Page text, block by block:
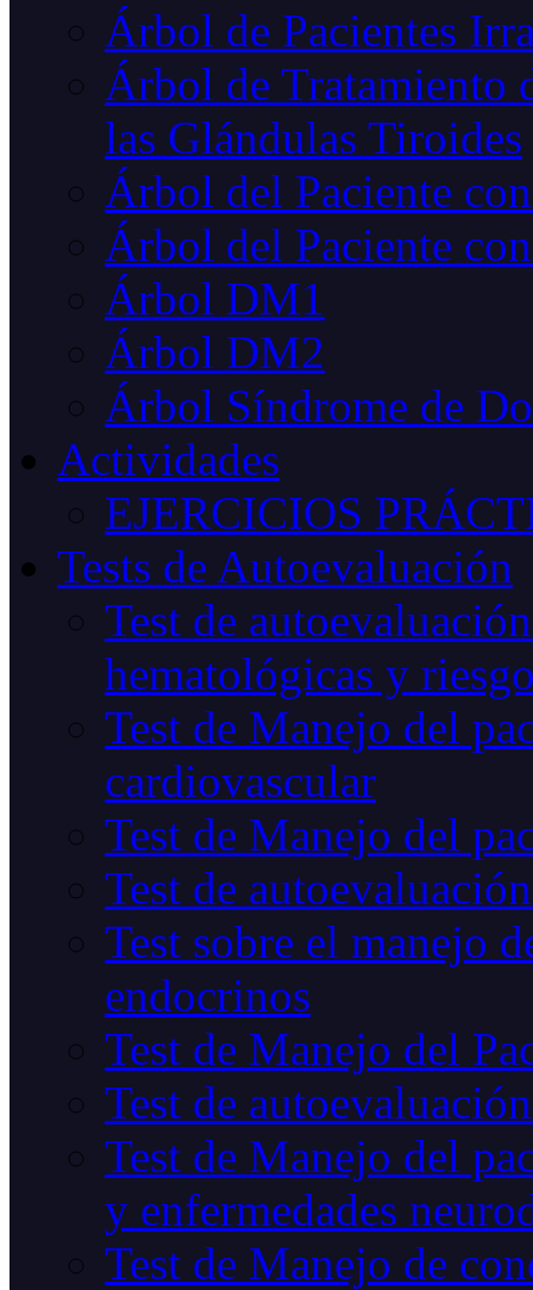
Árbol de Pacientes
Árbol de Tratamiento
las Glándulas Tiroides
Árbol del Paciente
Árbol del Paciente
Árbol DM1
Árbol DM2
Árbol Síndrome de
Actividades
EJERCICIOS
Tests de Autoevaluación
Test de
hematológicas y
Test de Manejo del
cardiovascular
Test de Manejo del
Test de
Test sobre el manejo
endocrinos
Test de Manejo del
Test de
Test de Manejo del
y enfermedades
Test de Manejo de